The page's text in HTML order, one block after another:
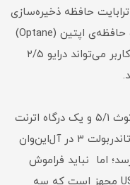
حافظه‌ ذخیره‌سازی
NVMe نسل سوم به‌همراه ۳۲ گیگابایت حافظه‌ی اپتین (Optane)
اینتل استفاده می‌کند. درصورت تمایل، کاربر می‌تواند درایو ۲/۵
کامپیوتر‌ی جدید دل از وای‌فای ۶ و بلوتوث ۵/۱ و یک درگاه اترنت
گیگابیتی پشتیبانی می‌کند. نبود درگاه تاندربولت ۳ در آل‌این‌وان
اما نباید فراموش